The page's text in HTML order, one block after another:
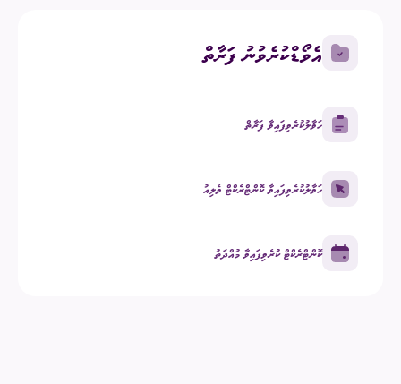
އެވޯޑްކުރެވުނު ފަރާތް
ހަވާލުކުރެވިފައިވާ ފަރާތް
ހަވާލުކުރެވިފައިވާ ކޮންޓްރެކްޓް ވެލިއު
ކޮންޓްރެކްޓް ކުރެވިފައިވާ މުއްދަތު